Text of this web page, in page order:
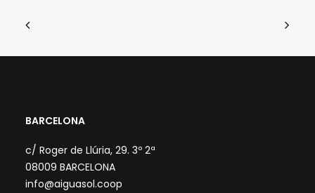
BARCELONA
c/ Roger de Llúria, 29. 3º 2ª
08009 BARCELONA
info@aiguasol.coop